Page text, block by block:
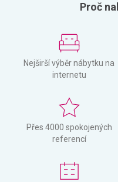
Proč
Nejširší výběr nábytku na
internetu
Přes 4000 spokojených
referencí